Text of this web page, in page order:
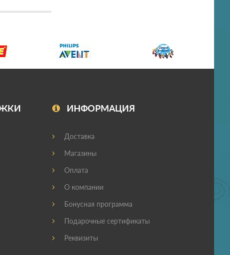
ИНФОРМАЦИЯ
Доставка
Магазины
Оплата
О компании
Бонусная программа
Подарочные сертификаты
Реквизиты